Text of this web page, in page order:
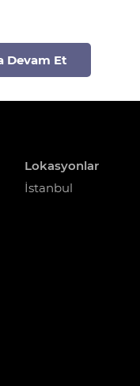
Devam Et
Lokasyonlar
İstanbul